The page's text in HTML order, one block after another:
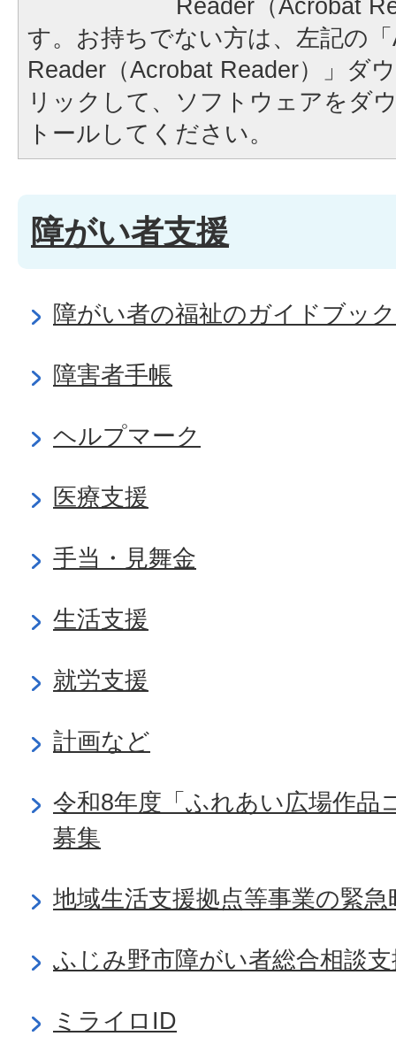
Reader（Acrobat
す。お持ちでない方は、左記の
Reader（Acrobat Reader）」ダ
リックして、ソフトウェアをダ
トールしてください。
障がい者支援
障がい者の福祉のガイドブック
障害者手帳
ヘルプマーク
医療支援
手当・見舞金
生活支援
就労支援
計画など
令和8年度「ふれあい広場作品
募集
地域生活支援拠点等事業の緊
ふじみ野市障がい者総合相談
ミライロID